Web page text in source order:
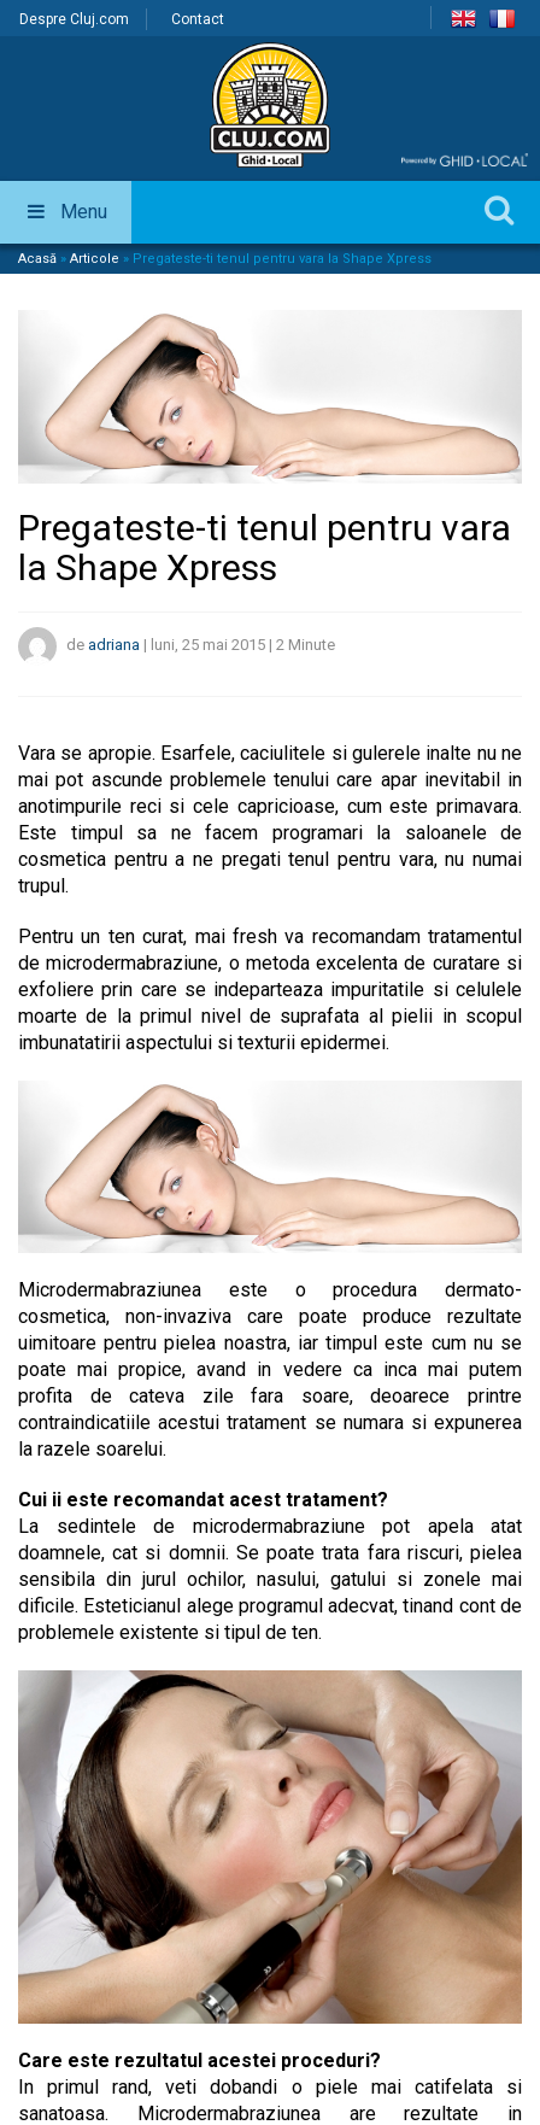
Despre Cluj.com Contact
Menu
Acasă » Articole » Pregateste-ti tenul pentru vara la Shape Xpress
Pregateste-ti tenul pentru vara
la Shape Xpress
de adriana | luni, 25 mai 2015 | 2 Minute
Vara se apropie. Esarfele, caciulitele si gulerele inalte nu ne
mai pot ascunde problemele tenului care apar inevitabil in
anotimpurile reci si cele capricioase, cum este primavara.
Este timpul sa ne facem programari la saloanele de
cosmetica pentru a ne pregati tenul pentru vara, nu numai
trupul.
Pentru un ten curat, mai fresh va recomandam tratamentul
de microdermabraziune, o metoda excelenta de curatare si
exfoliere prin care se indeparteaza impuritatile si celulele
moarte de la primul nivel de suprafata al pielii in scopul
imbunatatirii aspectului si texturii epidermei.
Microdermabraziunea este o procedura dermato-
cosmetica, non-invaziva care poate produce rezultate
uimitoare pentru pielea noastra, iar timpul este cum nu se
poate mai propice, avand in vedere ca inca mai putem
profita de cateva zile fara soare, deoarece printre
contraindicatiile acestui tratament se numara si expunerea
la razele soarelui.
Cui ii este recomandat acest tratament?
La sedintele de microdermabraziune pot apela atat
doamnele, cat si domnii. Se poate trata fara riscuri, pielea
sensibila din jurul ochilor, nasului, gatului si zonele mai
dificile. Esteticianul alege programul adecvat, tinand cont de
problemele existente si tipul de ten.
Care este rezultatul acestei proceduri?
In primul rand, veti dobandi o piele mai catifelata si
sanatoasa. Microdermabraziunea are rezultate in